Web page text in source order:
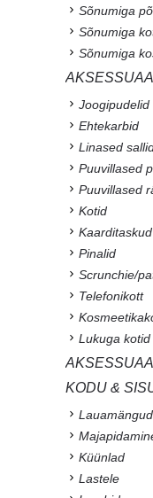
Sõnumiga
Sõnumiga
Sõnumiga
Joogipudelid
Ehtekarbid
Linased
Puuvillased
Puuvillased
Kotid
Kaarditaskud
Pinalid
Scrunchie/
Telefonikott
Lukuga kotid
KODU &
Lauamängud
Küünlad
Lastele